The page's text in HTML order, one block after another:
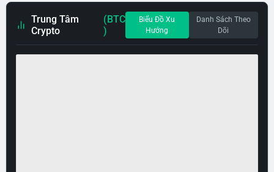
Trung Tâm
Crypto
(BTC
)
Biểu Đồ Xu
Hướng
Danh Sách Theo
Dõi